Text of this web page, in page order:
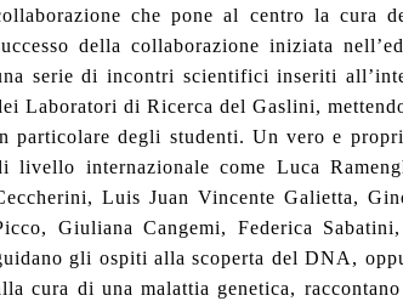
che pone al centro la cura
della collaborazione iniziata
serie di incontri scientifici inseriti
Laboratori di Ricerca del Gaslini,
particolare degli studenti. Un vero e
livello internazionale come Luca
Luis Juan Vincente Galietta,
Giuliana Cangemi, Federica
gli ospiti alla scoperta del DNA,
cura di una malattia genetica,